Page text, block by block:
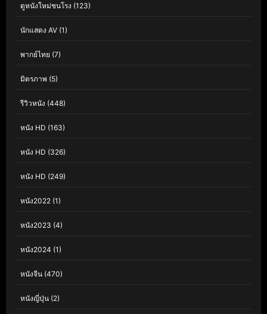
ดูหนังใหม่ชนโรง (123)
นักแสดง AV (1)
พากย์ไทย (7)
มิตรภาพ (5)
รีวิวหนัง (448)
หนัง HD (163)
หนัง HD (326)
หนัง HD (249)
หนัง2022 (1)
หนัง2023 (4)
หนัง2024 (1)
หนังจีน (470)
หนังญี่ปุ่น (2)